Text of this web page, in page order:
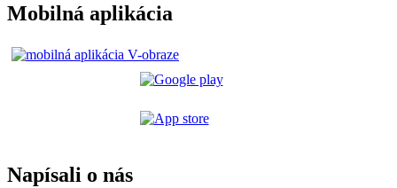
Mobilná aplikácia
Napísali o nás